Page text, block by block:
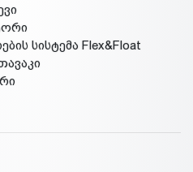
სისტემა Flex&Float